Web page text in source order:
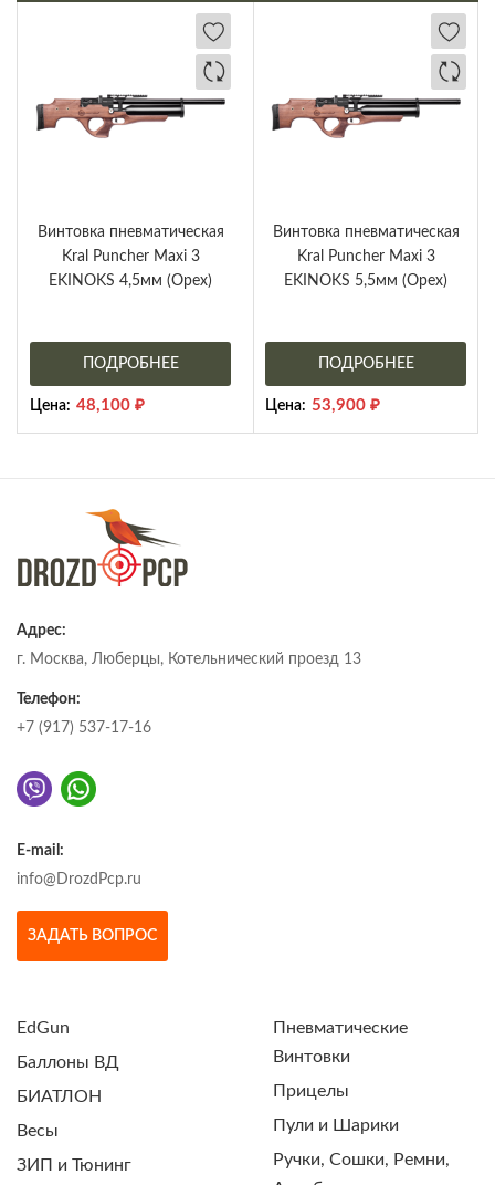
Винтовка пневматическая
Kral Puncher Maxi 3
EKINOKS 4,5мм (Орех)
ПОДРОБНЕЕ
Цена: 48,100 ₽
Винтовка пневматическая
Kral Puncher Maxi 3
EKINOKS 5,5мм (Орех)
ПОДРОБНЕЕ
Цена: 53,900 ₽
Адрес:
г. Москва, Люберцы, Котельнический проезд 13
Телефон:
+7 (917) 537-17-16
E-mail:
info@DrozdPcp.ru
ЗАДАТЬ ВОПРОС
EdGun
Баллоны ВД
БИАТЛОН
Весы
ЗИП и Тюнинг
Пневматические
Винтовки
Прицелы
Пули и Шарики
Ручки, Сошки, Ремни,